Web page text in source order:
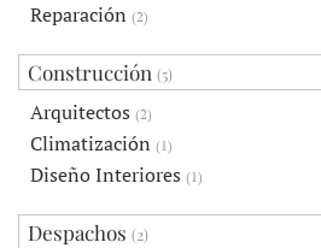
Reparación (2)
Construcción (5)
Arquitectos (2)
Climatización (1)
Diseño Interiores (1)
Despachos (2)